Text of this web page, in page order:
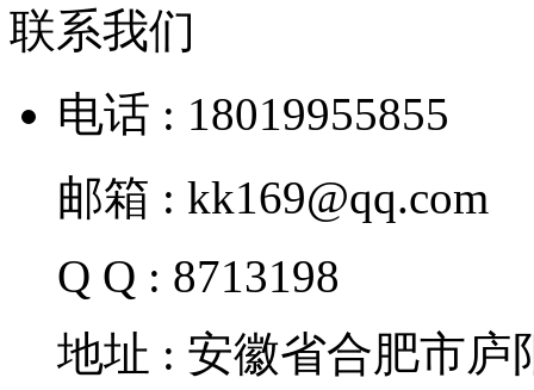
联系我们
电话 : 18019955855
邮箱 : kk169@qq.com
Q Q : 8713198
地址 : 安徽省合肥市